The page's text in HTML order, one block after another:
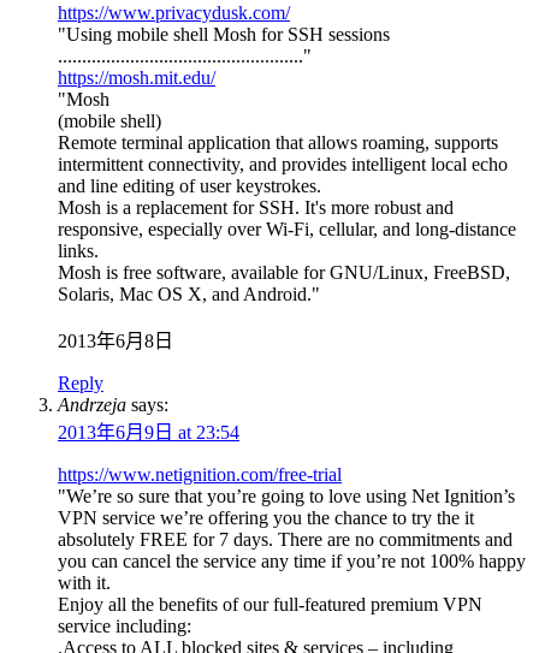
https://www.privacydusk.com/
"Using mobile shell Mosh for SSH sessions
..................................................."
https://mosh.mit.edu/
"Mosh
(mobile shell)
Remote terminal application that allows roaming, supports
intermittent connectivity, and provides intelligent local echo
and line editing of user keystrokes.
Mosh is a replacement for SSH. It's more robust and
responsive, especially over Wi-Fi, cellular, and long-distance
links.
Mosh is free software, available for GNU/Linux, FreeBSD,
Solaris, Mac OS X, and Android."
2013年6月8日
Reply
Andrzeja says:
2013年6月9日 at 23:54
https://www.netignition.com/free-trial
"We’re so sure that you’re going to love using Net Ignition’s
VPN service we’re offering you the chance to try the it
absolutely FREE for 7 days. There are no commitments and
you can cancel the service any time if you’re not 100% happy
with it.
Enjoy all the benefits of our full-featured premium VPN
service including:
.Access to ALL blocked sites & services – including